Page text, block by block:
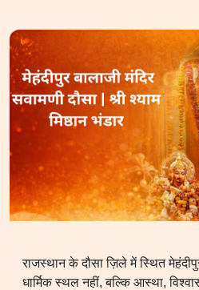
राजस्थान के दौसा ज़िले में स्थित
धार्मिक स्थल नहीं, बल्कि आस्था,